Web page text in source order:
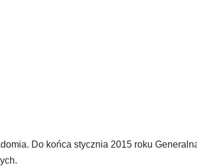
Do końca stycznia 2015 roku